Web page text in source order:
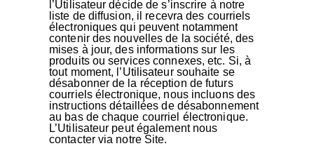
l’Utilisateur décide de s’inscrire à notre
liste de diffusion, il recevra des courriels
électroniques qui peuvent notamment
contenir des nouvelles de la société, des
mises à jour, des informations sur les
produits ou services connexes, etc. Si, à
tout moment, l’Utilisateur souhaite se
désabonner de la réception de futurs
courriels électronique, nous incluons des
instructions détaillées de désabonnement
au bas de chaque courriel électronique.
L’Utilisateur peut également nous
contacter via notre Site.